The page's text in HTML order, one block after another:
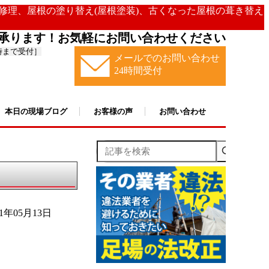
、屋根の塗り替え(屋根塗装)、古くなった屋根の葺き替え
ります！お気軽にお問い合わせください
で受付］
メールでのお問い合わせ
24時間受付
本日の現場ブログ お客様の声 お問い合わせ
05月13日
記事を検索